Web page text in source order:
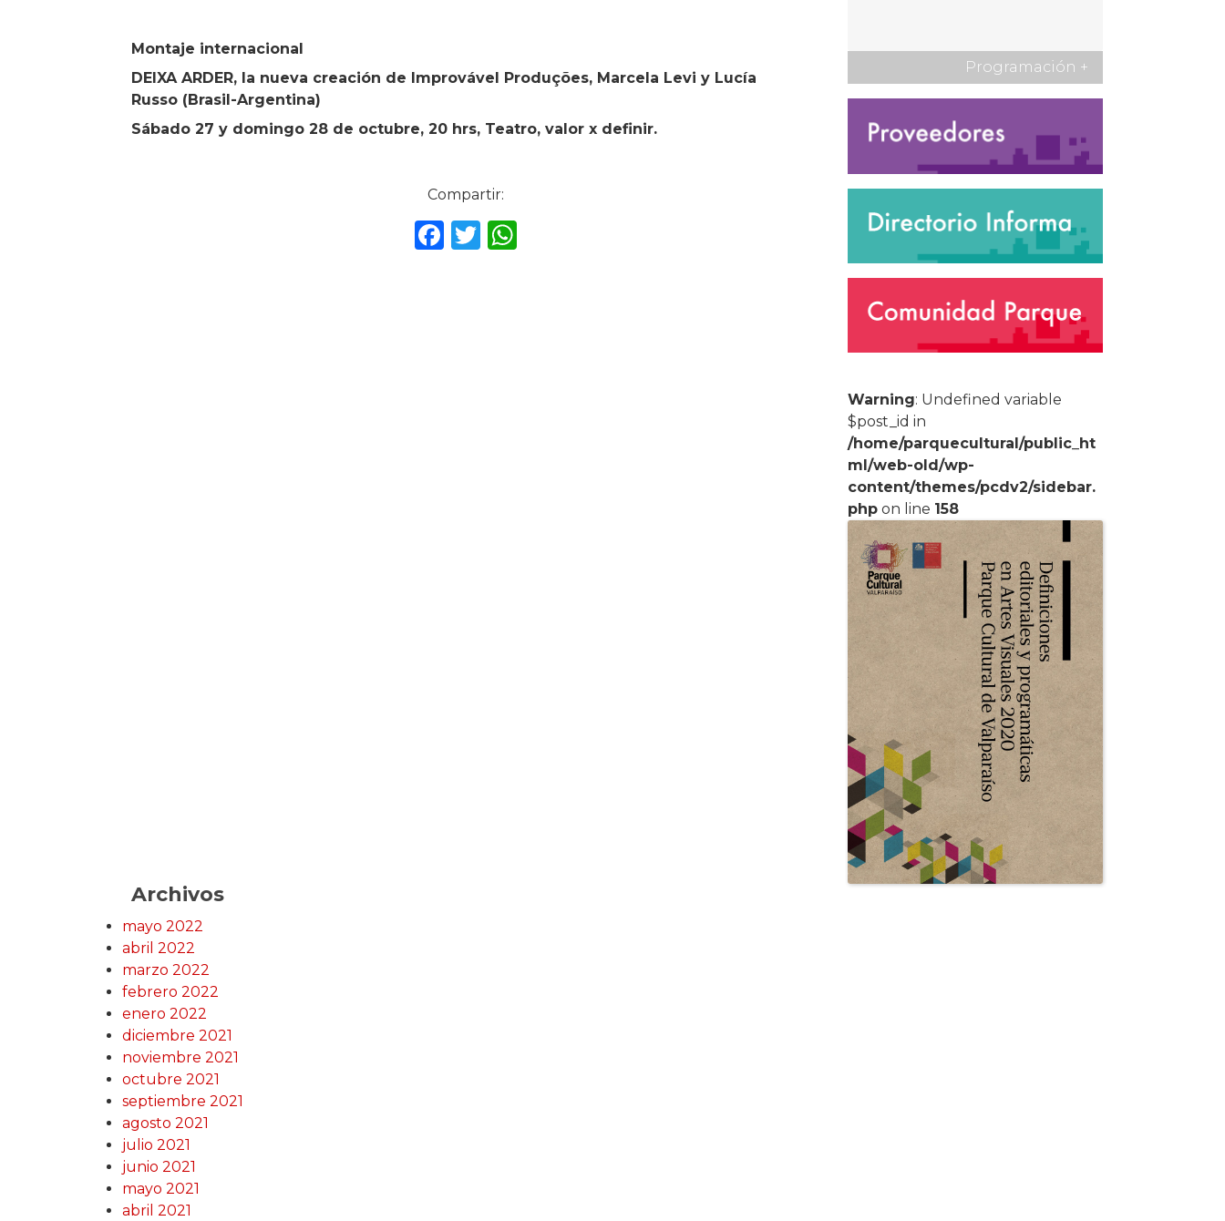
Montaje internacional
DEIXA ARDER, la nueva creación de Improvável Produções, Marcela Levi y Lucía
Russo (Brasil-Argentina)
Sábado 27 y domingo 28 de octubre, 20 hrs, Teatro, valor x definir.
Compartir:
F T W
Programación +
Warning: Undefined variable
$post_id in
/home/parquecultural/public_ht
ml/web-old/wp-
content/themes/pcdv2/sidebar.
php on line 158
Archivos
mayo 2022
abril 2022
marzo 2022
febrero 2022
enero 2022
diciembre 2021
noviembre 2021
octubre 2021
septiembre 2021
agosto 2021
julio 2021
junio 2021
mayo 2021
abril 2021